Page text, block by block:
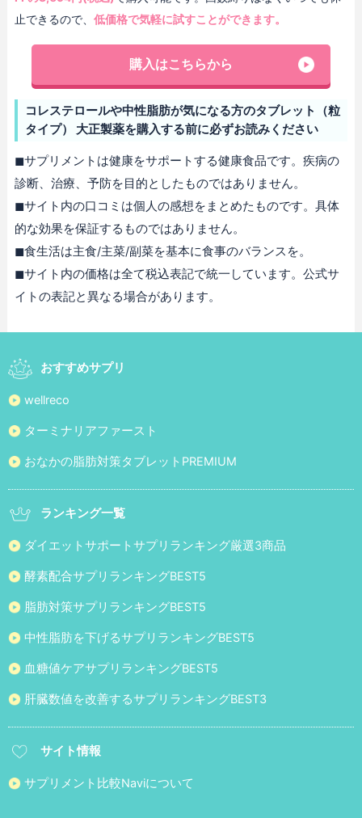
止できるので、 低価格で気軽に試すことができます。
購入はこちらから
コレステロールや中性脂肪が気になる方のタブレット（粒
タイプ） 大正製薬を購入する前に必ずお読みください
◼︎サプリメントは健康をサポートする健康食品です。疾病の
診断、治療、予防を目的としたものではありません。
◼︎サイト内の口コミは個人の感想をまとめたものです。具体
的な効果を保証するものではありません。
◼︎食生活は主食/主菜/副菜を基本に食事のバランスを。
◼︎サイト内の価格は全て税込表記で統一しています。公式サ
イトの表記と異なる場合があります。
おすすめサプリ
wellreco
ターミナリアファースト
おなかの脂肪対策タブレットPREMIUM
ランキング一覧
ダイエットサポートサプリランキング厳選3商品
酵素配合サプリランキングBEST5
脂肪対策サプリランキングBEST5
中性脂肪を下げるサプリランキングBEST5
血糖値ケアサプリランキングBEST5
肝臓数値を改善するサプリランキングBEST3
サイト情報
サプリメント比較Naviについて